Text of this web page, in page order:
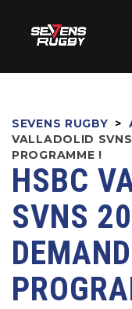
SEVENS RUGBY >
VALLADOLID
PROGRAMME !
HSBC
SVNS